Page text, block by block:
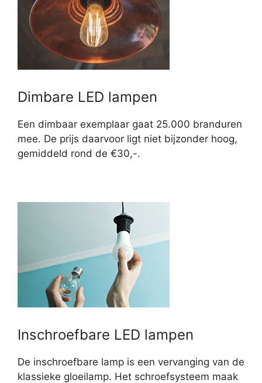
Dimbare LED lampen
Een dimbaar exemplaar gaat 25.000 branduren
mee. De prijs daarvoor ligt niet bijzonder hoog,
gemiddeld rond de €30,-.
Inschroefbare LED lampen
De inschroefbare lamp is een vervanging van de
klassieke gloeilamp. Het schroefsysteem maak